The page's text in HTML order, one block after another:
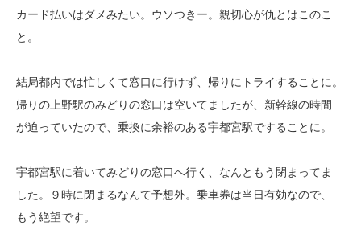
カード払いはダメみたい。ウソつきー。親切心が仇とはこのこ
と。
結局都内では忙しくて窓口に行けず、帰りにトライすることに。
帰りの上野駅のみどりの窓口は空いてましたが、新幹線の時間
が迫っていたので、乗換に余裕のある宇都宮駅ですることに。
宇都宮駅に着いてみどりの窓口へ行く、なんともう閉まってま
した。９時に閉まるなんて予想外。乗車券は当日有効なので、
もう絶望です。